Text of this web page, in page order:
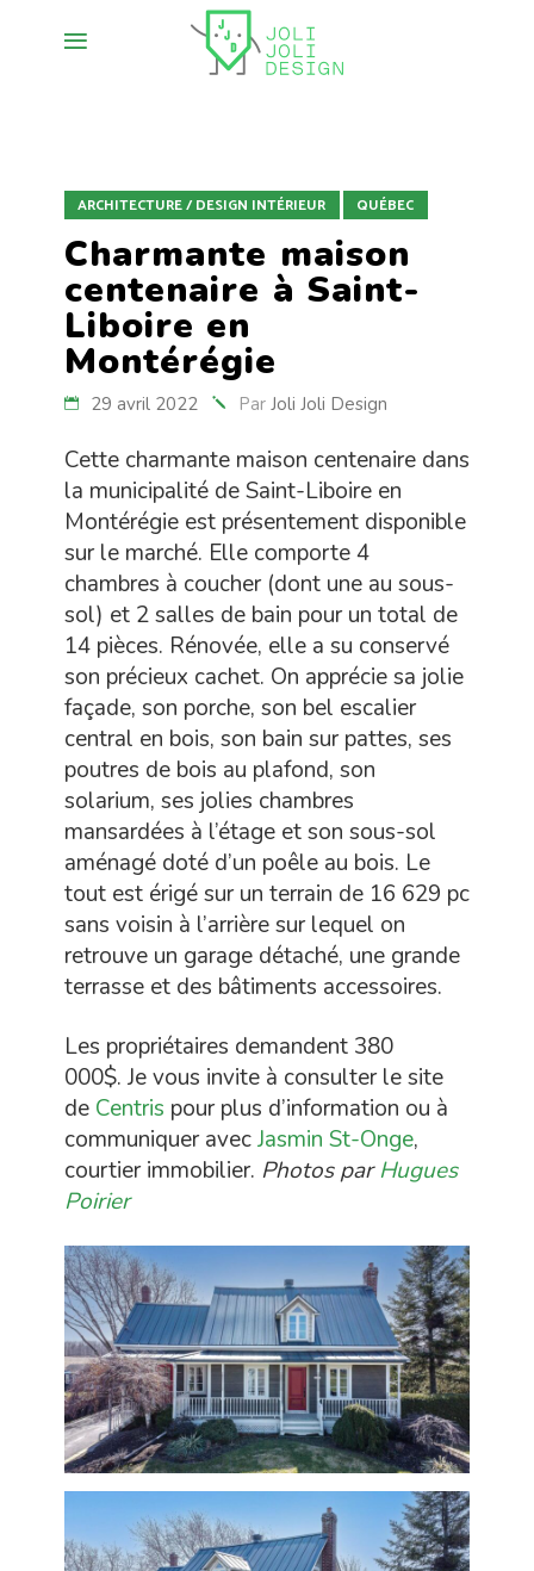
ARCHITECTURE / DESIGN INTÉRIEUR QUÉBEC
Charmante maison
centenaire à Saint-
Liboire en
Montérégie
29 avril 2022 Par Joli Joli Design
Cette charmante maison centenaire dans
la municipalité de Saint-Liboire en
Montérégie est présentement disponible
sur le marché. Elle comporte 4
chambres à coucher (dont une au sous-
sol) et 2 salles de bain pour un total de
14 pièces. Rénovée, elle a su conservé
son précieux cachet. On apprécie sa jolie
façade, son porche, son bel escalier
central en bois, son bain sur pattes, ses
poutres de bois au plafond, son
solarium, ses jolies chambres
mansardées à l’étage et son sous-sol
aménagé doté d’un poêle au bois. Le
tout est érigé sur un terrain de 16 629 pc
sans voisin à l’arrière sur lequel on
retrouve un garage détaché, une grande
terrasse et des bâtiments accessoires.
Les propriétaires demandent 380
000$. Je vous invite à consulter le site
de Centris pour plus d’information ou à
communiquer avecJasmin St-Onge,
courtier immobilier. Photos par Hugues
Poirier